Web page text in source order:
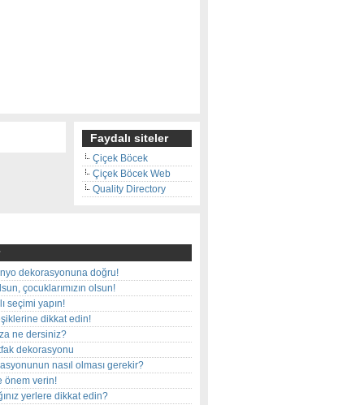
Faydalı siteler
Çiçek Böcek
Çiçek Böcek Web
Quality Directory
dekorasyonuna doğru!
çocuklarımızın olsun!
seçimi yapın!
dikkat edin!
ne dersiniz?
dekorasyonu
nasıl olması gerekir?
önem verin!
yerlere dikkat edin?